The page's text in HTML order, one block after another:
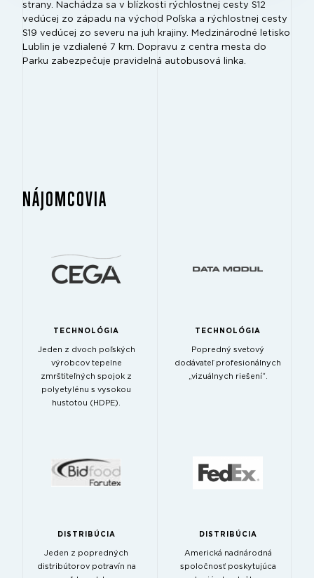
strany. Nachádza sa v blízkosti rýchlostnej cesty S12
vedúcej zo západu na východ Poľska a rýchlostnej cesty
S19 vedúcej zo severu na juh krajiny. Medzinárodné letisko
Lublin je vzdialené 7 km. Dopravu z centra mesta do
Parku zabezpečuje pravidelná autobusová linka.
NÁJOMCOVIA
TECHNOLÓGIA
Jeden z dvoch poľských
výrobcov tepelne
zmrštiteľných spojok z
polyetylénu s vysokou
hustotou (HDPE).
TECHNOLÓGIA
Popredný svetový
dodávateľ profesionálnych
„vizuálnych riešení“.
DISTRIBÚCIA
Jeden z popredných
distribútorov potravín na
DISTRIBÚCIA
Americká nadnárodná
spoločnosť poskytujúca